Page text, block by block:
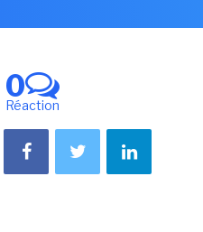
0
Réaction